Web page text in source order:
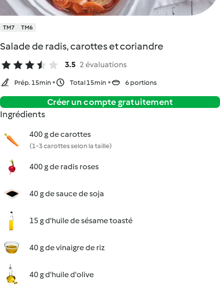
TM7 TM6
Salade de radis, carottes et coriandre
3.5 2 évaluations
Prép. 15min Total 15min 6 portions
Créer un compte gratuitement
Ingrédients
400 g de carottes
(1-3 carottes selon la taille)
400 g de radis roses
40 g de sauce de soja
15 g d'huile de sésame toasté
40 g de vinaigre de riz
40 g d'huile d'olive